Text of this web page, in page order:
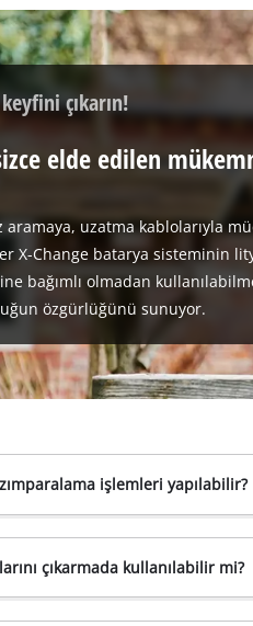
çıkarın!
elde edilen
aramaya, uzatma kablolarıyla
X-Change batarya sisteminin
bağımlı olmadan
özgürlüğünü sunuyor.
işlemleri yapılabilir?
çıkarmada kullanılabilir mi?